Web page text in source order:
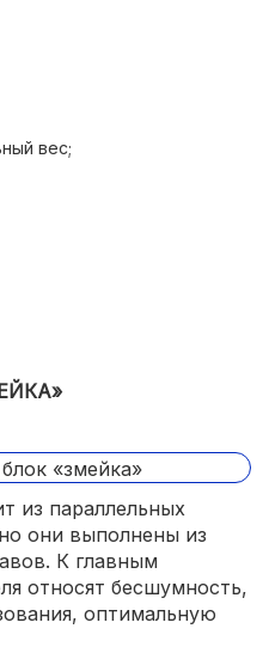
вес;
из параллельных
они выполнены из
К главным
относят бесшумность,
оптимальную